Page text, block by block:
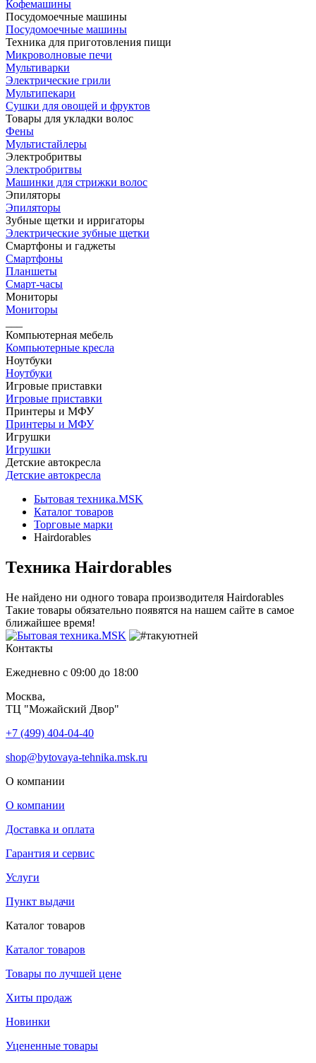
Кофемашины
Посудомоечные машины
Посудомоечные машины
Техника для приготовления пищи
Микроволновые печи
Мультиварки
Электрические грили
Мультипекари
Сушки для овощей и фруктов
Товары для укладки волос
Фены
Мультистайлеры
Электробритвы
Электробритвы
Машинки для стрижки волос
Эпиляторы
Эпиляторы
Зубные щетки и ирригаторы
Электрические зубные щетки
Смартфоны и гаджеты
Смартфоны
Планшеты
Смарт-часы
Мониторы
Мониторы
Компьютерная мебель
Компьютерные кресла
Ноутбуки
Ноутбуки
Игровые приставки
Игровые приставки
Принтеры и МФУ
Принтеры и МФУ
Игрушки
Игрушки
Детские автокресла
Детские автокресла
Бытовая техника.MSK
Каталог товаров
Торговые марки
Hairdorables
Техника Hairdorables
Не найдено ни одного товара производителя Hairdorables
Такие товары обязательно появятся на нашем сайте в самое
ближайшее время!
Контакты
Ежедневно с 09:00 до 18:00
Москва,
ТЦ "Можайский Двор"
+7 (499) 404-04-40
shop@bytovaya-tehnika.msk.ru
О компании
О компании
Доставка и оплата
Гарантия и сервис
Услуги
Пункт выдачи
Каталог товаров
Каталог товаров
Товары по лучшей цене
Хиты продаж
Новинки
Уцененные товары